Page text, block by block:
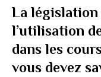
La
l’utilisation
dans les
vous devez